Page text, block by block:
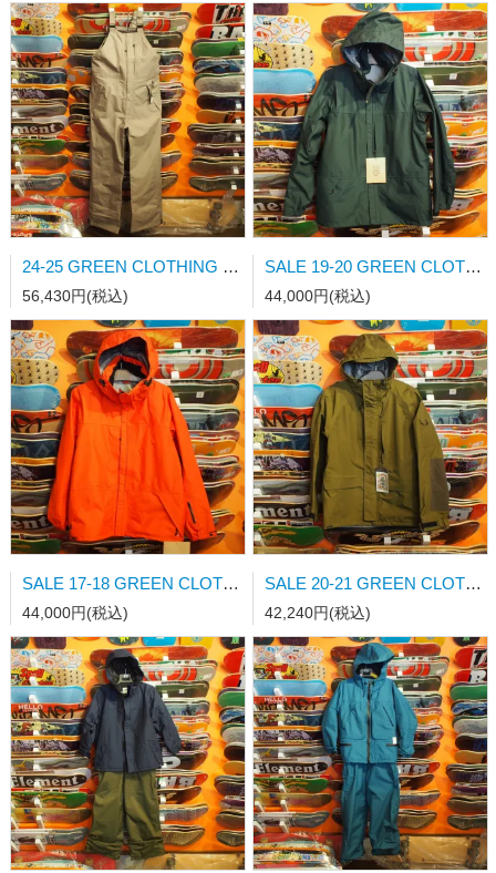
24-25 GREEN CLOTHING BIB PANTS SANDGREY Lサイズ
56,430円(税込)
SALE 19-20 GREEN CLOTHING HEAVY JKT GREEN Mサイズ
44,000円(税込)
SALE 17-18 GREEN CLOTHING HEAVY JKT 朱色 Mサイズ
44,000円(税込)
SALE 20-21 GREEN CLOTHING PEACE JKT KHAKI/D.KHAKI Mサイズ
42,240円(税込)